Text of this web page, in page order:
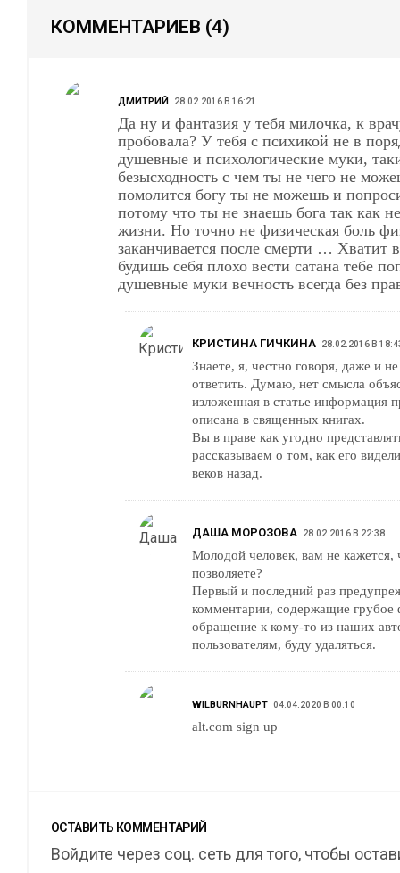
КОММЕНТАРИЕВ (4)
ДМИТРИЙ 28.02.2016 В 16:21
Да ну и фантазия у тебя милочка, к
пробовала? У тебя с психикой не в
душевные и психологические муки, такие как;
безысходность с чем ты не чего не
помолится богу ты не можешь и
потому что ты не знаешь бога так как
жизни. Но точно не физическая боль
заканчивается после смерти … Хватит
будишь себя плохо вести сатана тебе
душевные муки вечность всегда без
КРИСТИНА ГИЧКИНА 28.02.2016 В
Знаете, я, честно говоря, даже и
ответить. Думаю, нет смысла
изложенная в статье информация
описана в священных книгах.
Вы в праве как угодно
рассказываем о том, как его
веков назад.
ДАША МОРОЗОВА 28.02.2016 В 22:38
Молодой человек, вам не кажется,
позволяете?
Первый и последний раз
комментарии, содержащие грубое
обращение к кому-то из наших
пользователям, буду удаляться.
WILBURNHAUPT 04.04.2020 В 00:10
alt.com sign up
ОСТАВИТЬ КОММЕНТАРИЙ
Войдите через соц. сеть для того, чтобы